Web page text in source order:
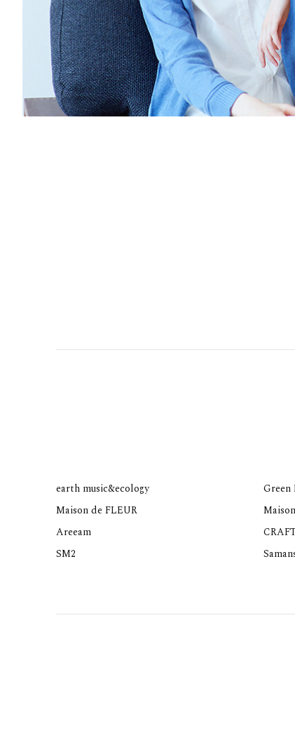
earth music&ecology Green
Maison de FLEUR
Areeam
SM2